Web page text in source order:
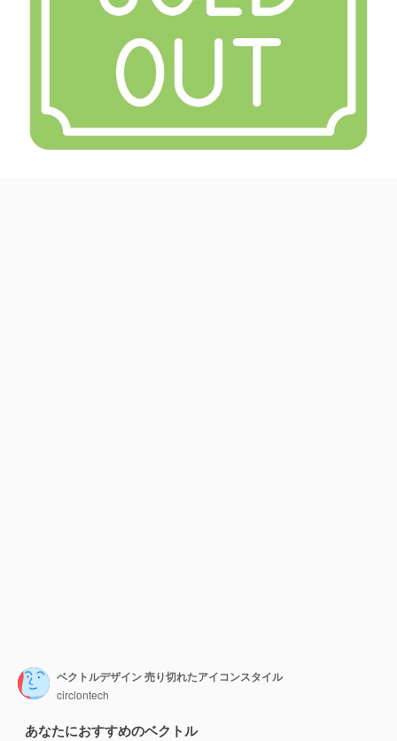
ベクトルデザイン 売り切れたアイコンスタイル
circlontech
あなたにおすすめのベクトル